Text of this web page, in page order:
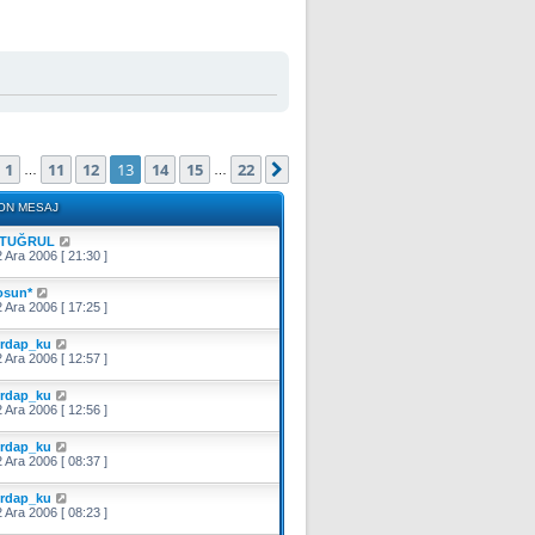
(Toplam22 sayfa)
Önceki
1 11 12 13 14 15 22
MESAJ
Ara 2006 [ 21:30 ]
Ara 2006 [ 17:25 ]
Ara 2006 [ 12:57 ]
Ara 2006 [ 12:56 ]
Ara 2006 [ 08:37 ]
Ara 2006 [ 08:23 ]